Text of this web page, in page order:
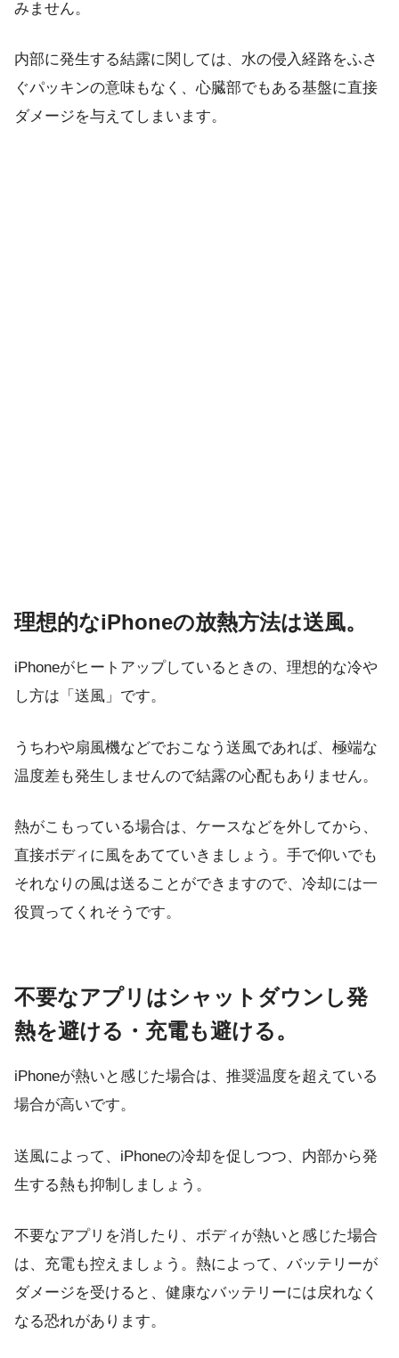
みません。
内部に発生する結露に関しては、水の侵入経路をふさ
ぐパッキンの意味もなく、心臓部でもある基盤に直接
ダメージを与えてしまいます。
理想的なiPhoneの放熱方法は送風。
iPhoneがヒートアップしているときの、理想的な冷や
し方は「送風」です。
うちわや扇風機などでおこなう送風であれば、極端な
温度差も発生しませんので結露の心配もありません。
熱がこもっている場合は、ケースなどを外してから、
直接ボディに風をあてていきましょう。手で仰いでも
それなりの風は送ることができますので、冷却には一
役買ってくれそうです。
不要なアプリはシャットダウンし発
熱を避ける・充電も避ける。
iPhoneが熱いと感じた場合は、推奨温度を超えている
場合が高いです。
送風によって、iPhoneの冷却を促しつつ、内部から発
生する熱も抑制しましょう。
不要なアプリを消したり、ボディが熱いと感じた場合
は、充電も控えましょう。熱によって、バッテリーが
ダメージを受けると、健康なバッテリーには戻れなく
なる恐れがあります。